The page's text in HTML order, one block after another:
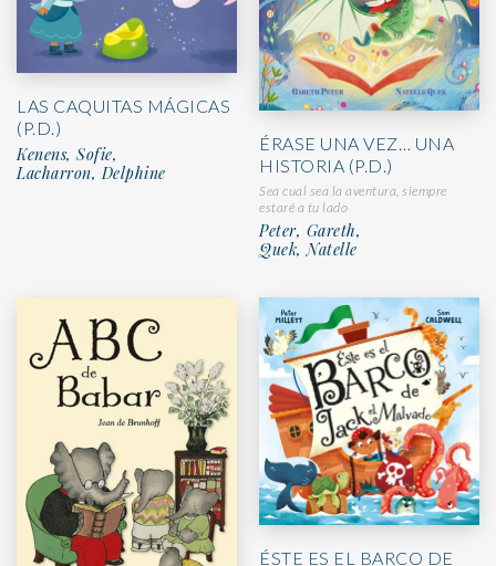
LAS CAQUITAS MÁGICAS
(P.D.)
Kenens, Sofie,
Lacharron, Delphine
ÉRASE UNA VEZ… UNA
HISTORIA (P.D.)
Sea cual sea la aventura, siempre
estaré a tu lado
Peter, Gareth,
Quek, Natelle
ÉSTE ES EL BARCO DE